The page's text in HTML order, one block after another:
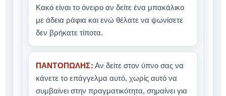
Κακό είναι το όνειρο αν δείτε ένα μπακάλικο
με άδεια ράφια και ενώ θέλατε να ψωνίσετε
δεν βρήκατε τίποτα.
ΠΑΝΤΟΠΩΛΗΣ: Αν δείτε στον ύπνο σας να
κάνετε το επάγγελμα αυτό, χωρίς αυτό να
συμβαίνει στην πραγματικότητα, σημαίνει για